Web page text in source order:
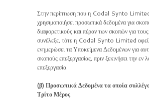
Στην περίπτωση που η Codal Synto
χρησιμοποιήσει προσωπικά δεδομένα για
διαφορετικούς και πέραν των σκοπών για
συνέλεξε, τότε η Codal Synto Limited
ενημερώσει τα Υποκείμενα Δεδομένων για
σκοπούς επεξεργασίας, πριν ξεκινήσει την εν
επεξεργασία.
(β) Προσωπικά Δεδομένα τα οποία
Τρίτο Μέρος